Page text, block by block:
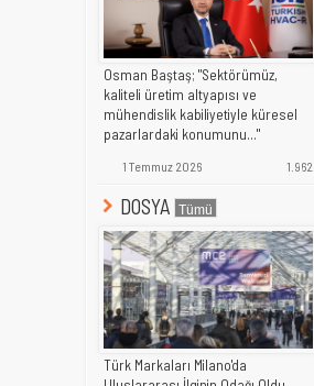
Osman Baştaş; "Sektörümüz,
kaliteli üretim altyapısı ve
mühendislik kabiliyetiyle küresel
pazarlardaki konumunu..."
1 Temmuz 2026 1.962
DOSYA
Türk Markaları Milano'da